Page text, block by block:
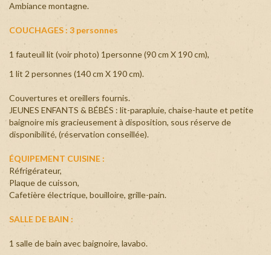
Ambiance montagne.
COUCHAGES : 3 personnes
1 fauteuil lit (voir photo) 1personne (90 cm X 190 cm),
1 lit 2 personnes (140 cm X 190 cm).
Couvertures et oreillers fournis.
JEUNES ENFANTS & BÉBÉS : lit-parapluie, chaise-haute et petite
baignoire mis gracieusement à disposition, sous réserve de
disponibilité, (réservation conseillée).
ÉQUIPEMENT CUISINE :
Réfrigérateur,
Plaque de cuisson,
Cafetière électrique, bouilloire, grille-pain.
SALLE DE BAIN :
1 salle de bain avec baignoire, lavabo.